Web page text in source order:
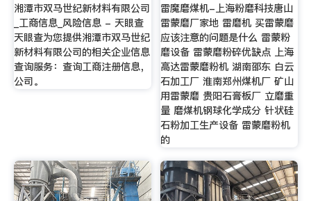
湘潭市双马世纪新材料有限公司
_工商信息_风险信息 - 天眼查
天眼查为您提供湘潭市双马世纪
新材料有限公司的相关企业信息
查询服务：查询工商注册信息，
公司。
雷魔磨煤机-上海粉磨科技唐山
雷蒙磨厂家地 雷磨机 买雷蒙磨
应该注意的问题是什么 雷蒙粉
磨设备 雷蒙磨粉碎优缺点 上海
高达雷蒙磨粉机 湖南邵东 白云
石加工厂 淮南郑州煤机厂 矿山
用雷蒙磨 贵阳石膏板厂 立磨重
量 磨煤机钢球化学成分 针状硅
石粉加工生产设备 雷蒙磨粉机
的